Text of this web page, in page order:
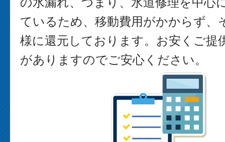
ているため、移動費用がかからず、
様に還元しております。お安くご提
がありますのでご安心ください。